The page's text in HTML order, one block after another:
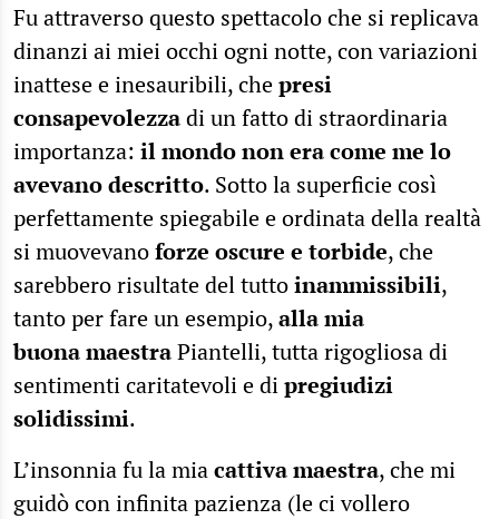
Fu attraverso questo spettacolo che si replicava
dinanzi ai miei occhi ogni notte, con variazioni
inattese e inesauribili, chepresi
consapevolezzadi un fatto di straordinaria
importanza: il mondo non era come me lo
avevano descritto. Sotto la superficie così
perfettamente spiegabile e ordinata della realtà
si muovevanoforze oscure e torbide, che
sarebbero risultate del tuttoinammissibili,
tanto per fare un esempio,alla mia
buona maestraPiantelli, tutta rigogliosa di
sentimenti caritatevoli e dipregiudizi
solidissimi.
L’insonnia fu la miacattiva maestra, che mi
guidò con infinita pazienza (le ci vollero